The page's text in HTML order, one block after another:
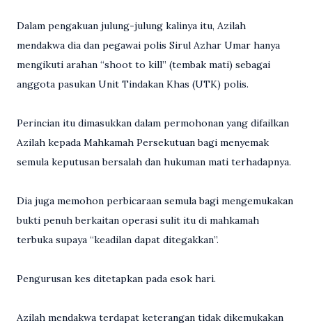
Dalam pengakuan julung-julung kalinya itu, Azilah
mendakwa dia dan pegawai polis Sirul Azhar Umar hanya
mengikuti arahan “shoot to kill” (tembak mati) sebagai
anggota pasukan Unit Tindakan Khas (UTK) polis.
Perincian itu dimasukkan dalam permohonan yang difailkan
Azilah kepada Mahkamah Persekutuan bagi menyemak
semula keputusan bersalah dan hukuman mati terhadapnya.
Dia juga memohon perbicaraan semula bagi mengemukakan
bukti penuh berkaitan operasi sulit itu di mahkamah
terbuka supaya “keadilan dapat ditegakkan”.
Pengurusan kes ditetapkan pada esok hari.
Azilah mendakwa terdapat keterangan tidak dikemukakan